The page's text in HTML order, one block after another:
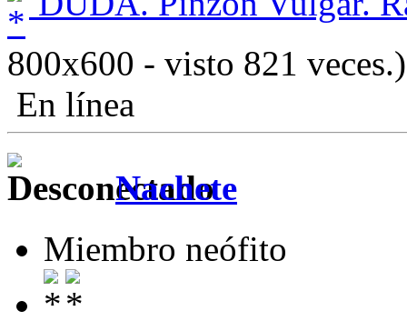
800x600 - visto 821 veces.)
En línea
Nachete
Miembro neófito